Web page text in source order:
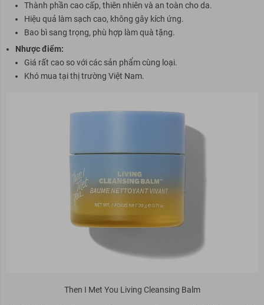
Thành phần cao cấp, thiên nhiên và an toàn cho da.
Hiệu quả làm sạch cao, không gây kích ứng.
Bao bì sang trọng, phù hợp làm quà tặng.
Nhược điểm:
Giá rất cao so với các sản phẩm cùng loại.
Khó mua tại thị trường Việt Nam.
Then I Met You Living Cleansing Balm